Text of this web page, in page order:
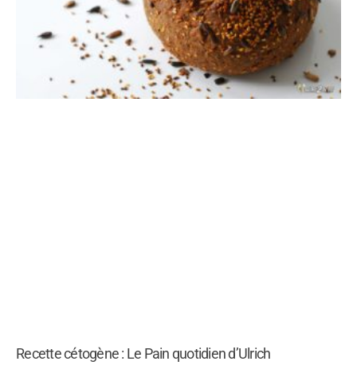
Recette cétogène : Le Pain quotidien d’Ulrich